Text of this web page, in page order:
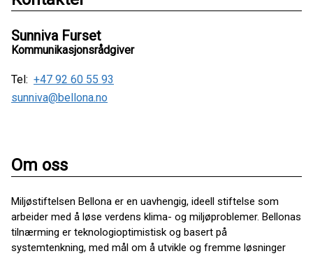
Sunniva Furset
Kommunikasjonsrådgiver
Tel: +47 92 60 55 93
sunniva@bellona.no
Om oss
Miljøstiftelsen Bellona er en uavhengig, ideell stiftelse som
arbeider med å løse verdens klima- og miljøproblemer. Bellonas
tilnærming er teknologioptimistisk og basert på
systemtenkning, med mål om å utvikle og fremme løsninger